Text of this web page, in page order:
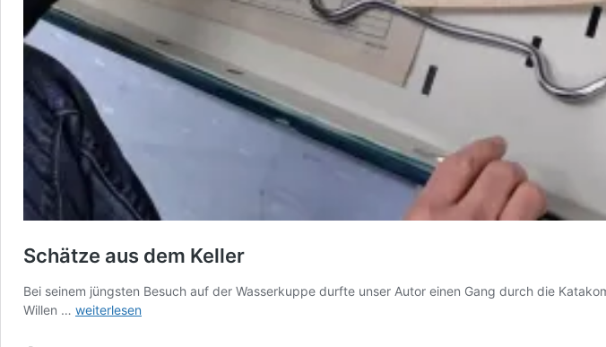
Schätze aus dem Keller
Bei seinem jüngsten Besuch auf der Wasserkuppe durfte unser Autor einen Gang durch die
Willen … Schätze
weiterlesen